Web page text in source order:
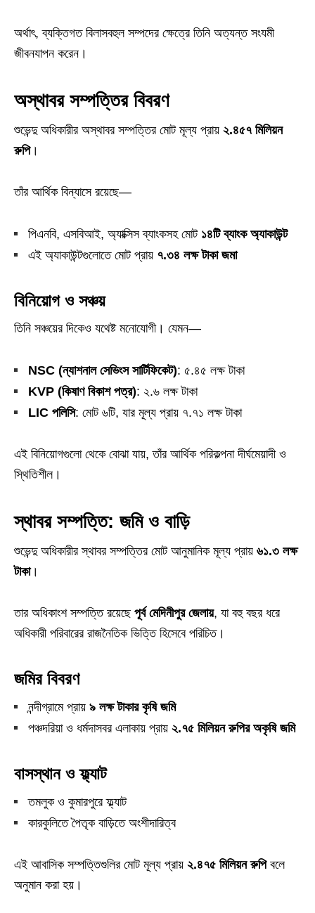
অর্থাৎ, ব্যক্তিগত বিলাসবহুল সম্পদের ক্ষেত্রে তিনি অত্যন্ত সংযমী
জীবনযাপন করেন।
অস্থাবর সম্পত্তির বিবরণ
শুভেন্দু অধিকারীর অস্থাবর সম্পত্তির মোট মূল্য প্রায় ২.৪৫৭ মিলিয়ন
রুপি।
তাঁর আর্থিক বিন্যাসে রয়েছে—
পিএনবি, এসবিআই, অ্যাক্সিস ব্যাংকসহ মোট ১৪টি ব্যাংক অ্যাকাউন্ট
এই অ্যাকাউন্টগুলোতে মোট প্রায় ৭.৩৪ লক্ষ টাকা জমা
বিনিয়োগ ও সঞ্চয়
তিনি সঞ্চয়ের দিকেও যথেষ্ট মনোযোগী। যেমন—
NSC (ন্যাশনাল সেভিংস সার্টিফিকেট): ৫.৪৫ লক্ষ টাকা
KVP (কিষাণ বিকাশ পত্র): ২.৬ লক্ষ টাকা
LIC পলিসি: মোট ৬টি, যার মূল্য প্রায় ৭.৭১ লক্ষ টাকা
এই বিনিয়োগগুলো থেকে বোঝা যায়, তাঁর আর্থিক পরিকল্পনা দীর্ঘমেয়াদী ও
স্থিতিশীল।
স্থাবর সম্পত্তি: জমি ও বাড়ি
শুভেন্দু অধিকারীর স্থাবর সম্পত্তির মোট আনুমানিক মূল্য প্রায় ৬১.৩ লক্ষ
টাকা।
তার অধিকাংশ সম্পত্তি রয়েছে পূর্ব মেদিনীপুর জেলায়, যা বহু বছর ধরে
অধিকারী পরিবারের রাজনৈতিক ভিত্তি হিসেবে পরিচিত।
জমির বিবরণ
নন্দীগ্রামে প্রায় ৯ লক্ষ টাকার কৃষি জমি
পঞ্চদরিয়া ও ধর্মদাসবর এলাকায় প্রায় ২.৭৫ মিলিয়ন রুপির অকৃষি জমি
বাসস্থান ও ফ্ল্যাট
তমলুক ও কুমারপুরে ফ্ল্যাট
কারকুলিতে পৈতৃক বাড়িতে অংশীদারিত্ব
এই আবাসিক সম্পত্তিগুলির মোট মূল্য প্রায় ২.৪৭৫ মিলিয়ন রুপিবলে
অনুমান করা হয়।